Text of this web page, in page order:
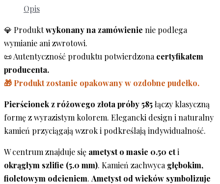
Opis
💎 Produktwykonany na zamówienie nie podlega
wymianie ani zwrotowi.
📜 Autentyczność produktu potwierdzona certyfikatem
producenta.
🎁 Produkt zostanie opakowany w ozdobne pudełko.
Pierścionek z różowego złota próby 585łączy klasyczną
formę z wyrazistym kolorem. Elegancki design i naturalny
kamień przyciągają wzrok i podkreślają indywidualność.
W centrum znajduje się ametyst o masie 0.50 cti
okrągłym szlifie (5.0 mm). Kamień zachwyca głębokim,
fioletowym odcieniem. Ametyst od wieków symbolizuje